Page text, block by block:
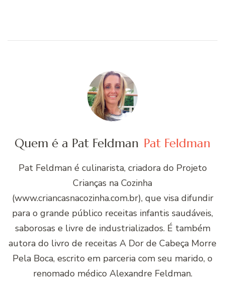
Quem é a Pat Feldman Pat Feldman
Pat Feldman é culinarista, criadora do Projeto
Crianças na Cozinha
(www.criancasnacozinha.com.br), que visa difundir
para o grande público receitas infantis saudáveis,
saborosas e livre de industrializados. É também
autora do livro de receitas A Dor de Cabeça Morre
Pela Boca, escrito em parceria com seu marido, o
renomado médico Alexandre Feldman.